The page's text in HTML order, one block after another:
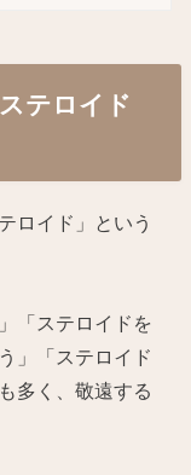
テロイド
ロイド」という
「ステロイドを
」「ステロイド
多く、敬遠する